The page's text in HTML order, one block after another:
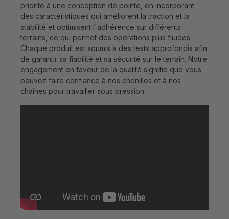
priorité à une conception de pointe, en incorporant
des caractéristiques qui améliorent la traction et la
stabilité et optimisent l'adhérence sur différents
terrains, ce qui permet des opérations plus fluides.
Chaque produit est soumis à des tests approfondis afin
de garantir sa fiabilité et sa sécurité sur le terrain. Notre
engagement en faveur de la qualité signifie que vous
pouvez faire confiance à nos chenilles et à nos
chaînes pour travailler sous pression.